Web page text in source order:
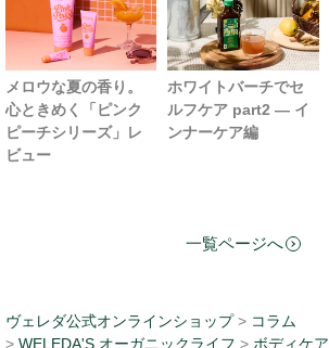
メロウな夏の香り。
心ときめく「ピンク
ピーチシリーズ」レ
ビュー
ホワイトバーチでセ
ルフケア part2 ― イ
ンナーケア編
一覧ページへ
ヴェレダ公式オンラインショップ > コラム
> WELEDA'S オーガニックライフ > ボディケア